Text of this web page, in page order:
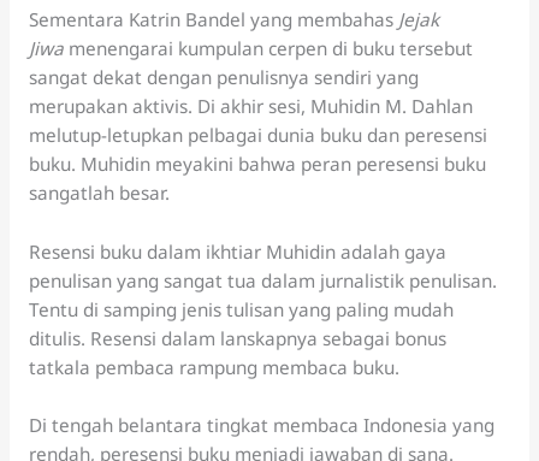
Sementara Katrin Bandel yang membahas Jejak
Jiwamenengarai kumpulan cerpen di buku tersebut
sangat dekat dengan penulisnya sendiri yang
merupakan aktivis. Di akhir sesi, Muhidin M. Dahlan
melutup-letupkan pelbagai dunia buku dan peresensi
buku. Muhidin meyakini bahwa peran peresensi buku
sangatlah besar.
Resensi buku dalam ikhtiar Muhidin adalah gaya
penulisan yang sangat tua dalam jurnalistik penulisan.
Tentu di samping jenis tulisan yang paling mudah
ditulis. Resensi dalam lanskapnya sebagai bonus
tatkala pembaca rampung membaca buku.
Di tengah belantara tingkat membaca Indonesia yang
rendah, peresensi buku menjadi jawaban di sana.